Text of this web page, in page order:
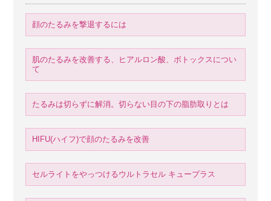
顔のたるみを撃退するには
肌のたるみを改善する、ヒアルロン酸、ボトックスについ
て
たるみは切らずに解消。切らない目の下の脂肪取りとは
HIFU(ハイフ)で顔のたるみを改善
セルライトをやっつけるウルトラセル キュープラス